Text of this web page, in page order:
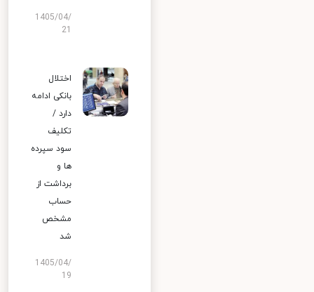
1405/04/
اختلال
بانکی ادامه
دارد /
تکلیف
سود سپرده
ها و
برداشت از
حساب
مشخص
شد
1405/04/
19